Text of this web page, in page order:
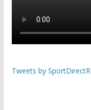
Tweets by SportDirectR